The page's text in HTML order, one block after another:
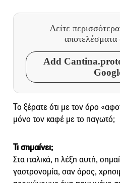
Δείτε
αποτελέσματα
Add
Το ξέρατε ότι με τον όρο
μόνο τον καφέ με το παγωτό;
Τι σημαίνει;
Στα ιταλικά, η λέξη αυτή,
γαστρονομία, σαν όρος,